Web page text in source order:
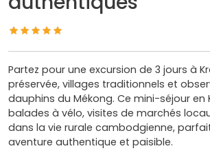
Partez pour une excursion de 3 jours à
préservée, villages traditionnels et
dauphins du Mékong. Ce mini-séjour en
balades à vélo, visites de marchés
dans la vie rurale cambodgienne,
aventure authentique et paisible.